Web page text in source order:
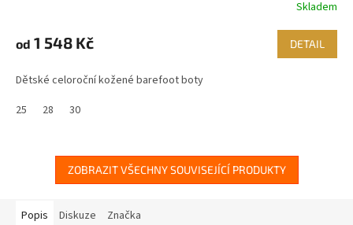
Skladem
od 1 548 Kč DETAIL
Dětské celoroční kožené barefoot boty
25
28 30
ZOBRAZIT VŠECHNY SOUVISEJÍCÍ PRODUKTY
Popis Diskuze Značka